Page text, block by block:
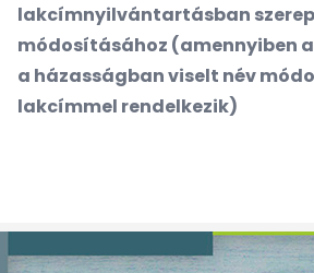
lakcímnyilvántartásban
módosításához (amennyiben
a házasságban viselt név
lakcímmel rendelkezik)